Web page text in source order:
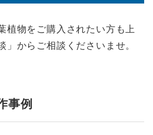
植物をご購入されたい方も上
」からご相談くださいませ。
事例